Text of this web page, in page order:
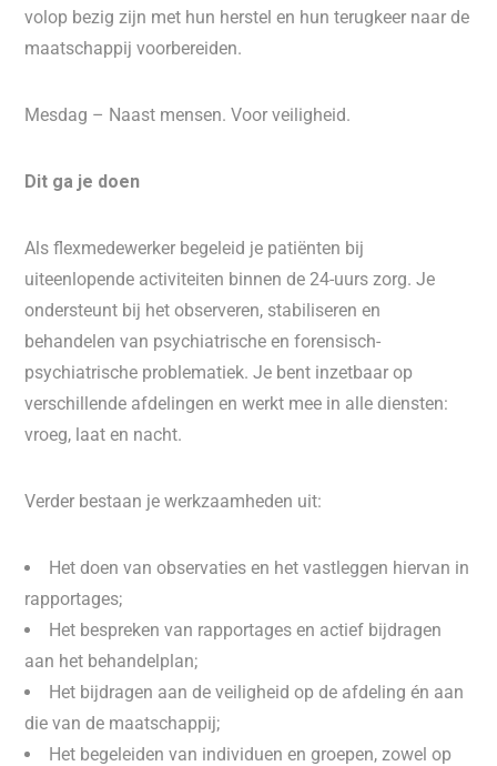
volop bezig zijn met hun herstel en hun terugkeer naar de
maatschappij voorbereiden.
Mesdag – Naast mensen. Voor veiligheid.
Dit ga je doen
Als flexmedewerker begeleid je patiënten bij
uiteenlopende activiteiten binnen de 24-uurs zorg. Je
ondersteunt bij het observeren, stabiliseren en
behandelen van psychiatrische en forensisch-
psychiatrische problematiek. Je bent inzetbaar op
verschillende afdelingen en werkt mee in alle diensten:
vroeg, laat en nacht.
Verder bestaan je werkzaamheden uit:
Het doen van observaties en het vastleggen hiervan in
rapportages;
Het bespreken van rapportages en actief bijdragen
aan het behandelplan;
Het bijdragen aan de veiligheid op de afdeling én aan
die van de maatschappij;
Het begeleiden van individuen en groepen, zowel op